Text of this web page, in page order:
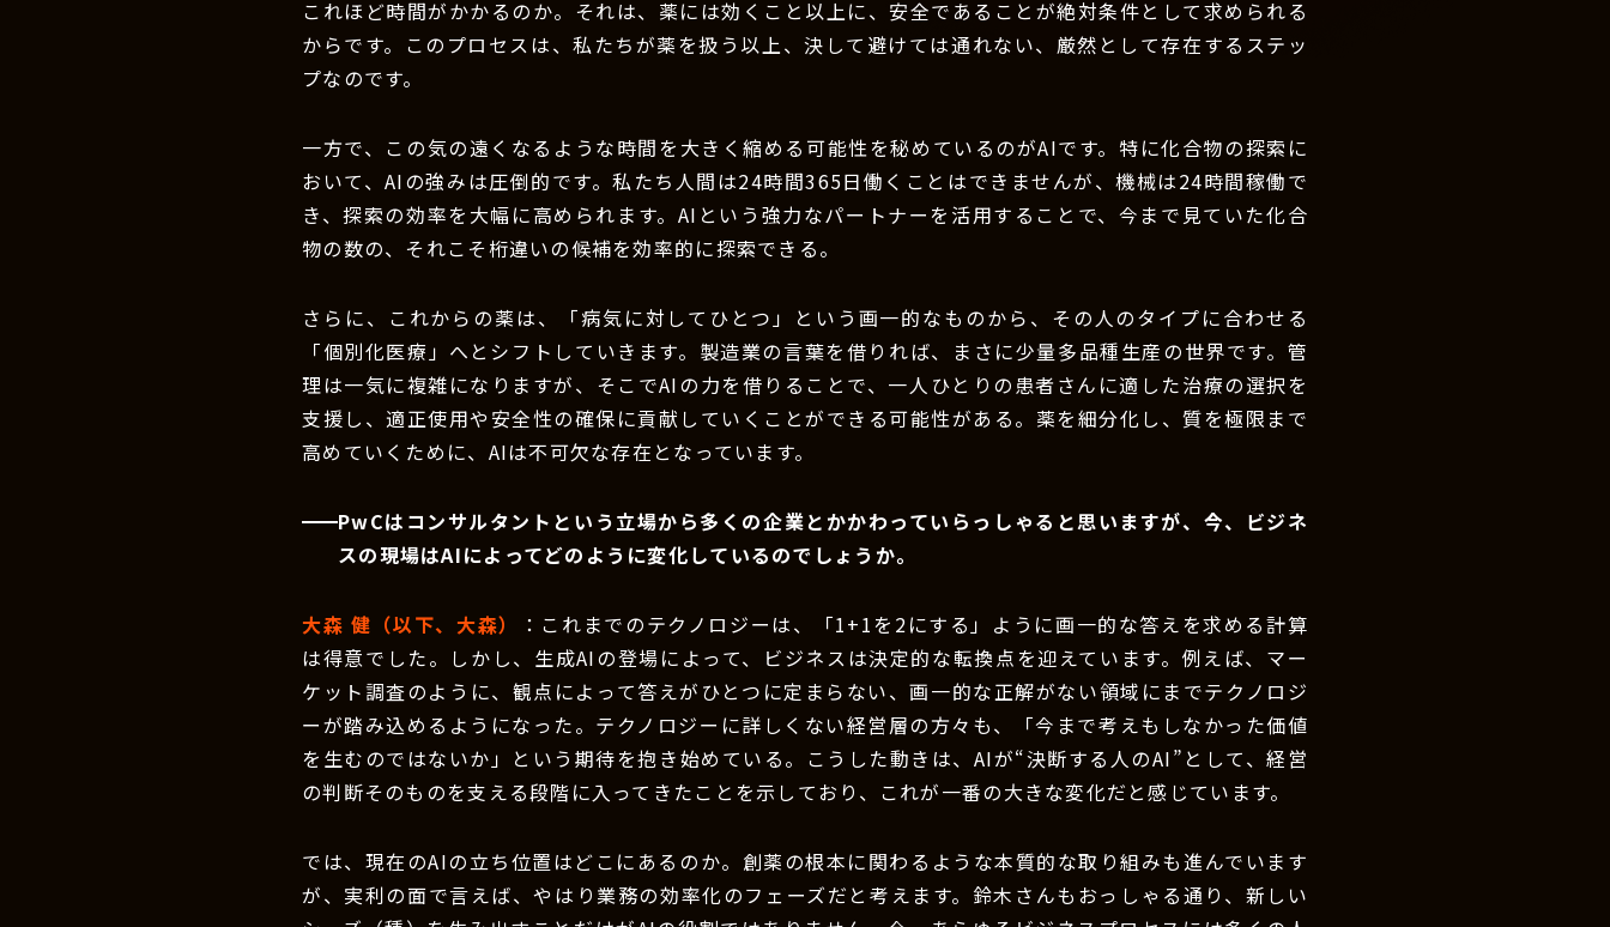
これほど時間がかかるのか。それは、薬には効くこと以上に、安全であることが絶対条件として求められる
からです。このプロセスは、私たちが薬を扱う以上、決して避けては通れない、厳然として存在するステッ
プなのです。
一方で、この気の遠くなるような時間を大きく縮める可能性を秘めているのがAIです。特に化合物の探索に
おいて、AIの強みは圧倒的です。私たち人間は24時間365日働くことはできませんが、機械は24時間稼働で
き、探索の効率を大幅に高められます。AIという強力なパートナーを活用することで、今まで見ていた化合
物の数の、それこそ桁違いの候補を効率的に探索できる。
さらに、これからの薬は、「病気に対してひとつ」という画一的なものから、その人のタイプに合わせる
「個別化医療」へとシフトしていきます。製造業の言葉を借りれば、まさに少量多品種生産の世界です。管
理は一気に複雑になりますが、そこでAIの力を借りることで、一人ひとりの患者さんに適した治療の選択を
支援し、適正使用や安全性の確保に貢献していくことができる可能性がある。薬を細分化し、質を極限まで
高めていくために、AIは不可欠な存在となっています。
PwCはコンサルタントという立場から多くの企業とかかわっていらっしゃると思いますが、今、ビジネ
スの現場はAIによってどのように変化しているのでしょうか。
大森 健（以下、大森）
：これまでのテクノロジーは、「1+1を2にする」ように画一的な答えを求める計算
は得意でした。しかし、生成AIの登場によって、ビジネスは決定的な転換点を迎えています。例えば、マー
ケット調査のように、観点によって答えがひとつに定まらない、画一的な正解がない領域にまでテクノロジ
ーが踏み込めるようになった。テクノロジーに詳しくない経営層の方々も、「今まで考えもしなかった価値
を生むのではないか」という期待を抱き始めている。こうした動きは、AIが“決断する人のAI”として、経営
の判断そのものを支える段階に入ってきたことを示しており、これが一番の大きな変化だと感じています。
では、現在のAIの立ち位置はどこにあるのか。創薬の根本に関わるような本質的な取り組みも進んでいます
が、実利の面で言えば、やはり業務の効率化のフェーズだと考えます。鈴木さんもおっしゃる通り、新しい